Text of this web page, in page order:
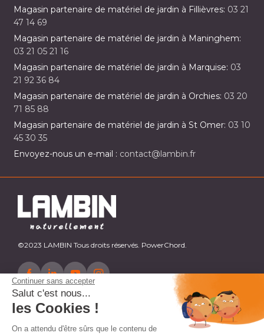
Continuer sans accepter
Salut c'est nous...
les Cookies !
On a attendu d'être sûrs que le contenu de
Magasin partenaire de matériel de jardin à Fillièvres: 03 21
47 14 69
Magasin partenaire de matériel de jardin à Maninghem:
03 21 05 21 16
Magasin partenaire de matériel de jardin à Marquise: 03
21 92 36 84
Magasin partenaire de matériel de jardin à Orchies: 03 20
71 85 88
Magasin partenaire de matériel de jardin à St Omer: 03 10
45 30 35
Envoyez-nous un e-mail : contact@lambin.fr
©2023 LAMBIN Tous droits réservés. PowerChord.